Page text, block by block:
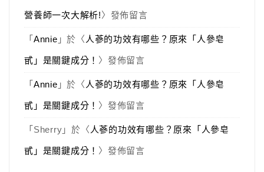
營養師一次大解析!〉發佈留言
「 Annie 」於〈 人蔘的功效有哪些？原來「人參皂
甙」是關鍵成分！ 〉發佈留言
「 Annie 」於〈 人蔘的功效有哪些？原來「人參皂
甙」是關鍵成分！ 〉發佈留言
「 Sherry 」於〈 人蔘的功效有哪些？原來「人參皂
甙」是關鍵成分！ 〉發佈留言